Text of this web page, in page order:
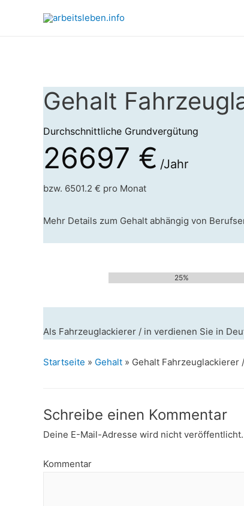
Gehalt
Durchschnittliche Grundvergütung
26697 € /Jahr
bzw. 6501.2 € pro Monat
Mehr Details zum Gehalt abhängig von
25%
Als Fahrzeuglackierer / in verdienen Sie in
Startseite » Gehalt » Gehalt Fahrzeuglackierer
Schreibe einen Kommentar
Deine E-Mail-Adresse wird nicht veröffentlicht.
Kommentar